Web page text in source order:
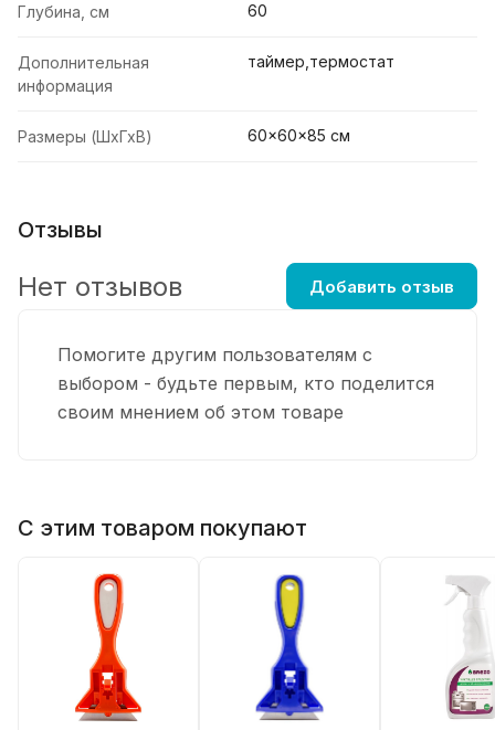
Глубина, см 60
Дополнительная
информация
таймер,термостат
Размеры (ШхГхВ) 60x60x85 см
Отзывы
Помогите другим пользователям с
выбором - будьте первым, кто поделится
своим мнением об этом товаре
Нет отзывов Добавить отзыв
С этим товаром покупают